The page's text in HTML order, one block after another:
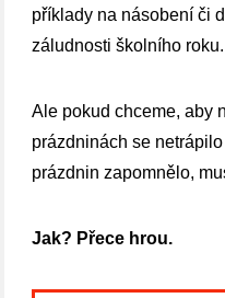
příklady na násobení či
záludnosti školního roku.
Ale pokud chceme, aby
prázdninách se
prázdnin zapomnělo,
Jak? Přece hrou.